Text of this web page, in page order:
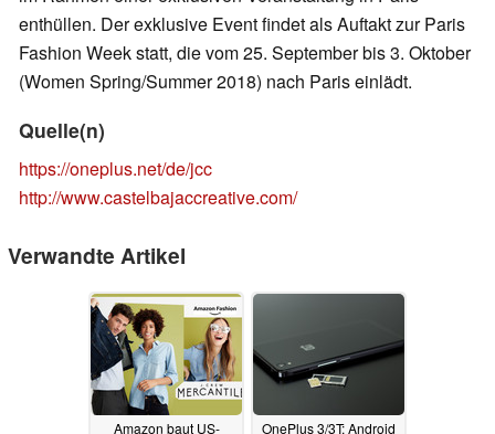
enthüllen. Der exklusive Event findet als Auftakt zur Paris
Fashion Week statt, die vom 25. September bis 3. Oktober
(Women Spring/Summer 2018) nach Paris einlädt.
Quelle(n)
https://oneplus.net/de/jcc
http://www.castelbajaccreative.com/
Verwandte Artikel
Amazon baut US- OnePlus 3/3T: Android